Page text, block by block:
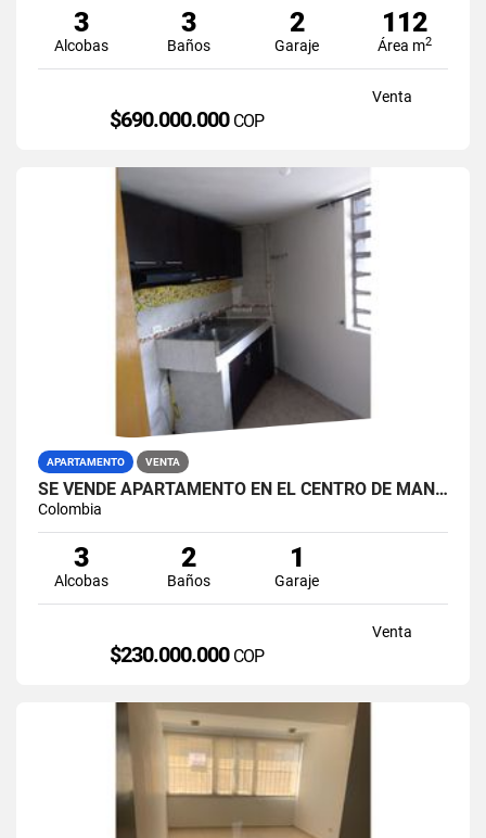
3
Alcobas
3
Baños
2
Garaje
112
Área m2
Venta
$690.000.000 COP
APARTAMENTO VENTA
SE VENDE APARTAMENTO EN EL CENTRO DE MANIZALES.
Colombia
3
Alcobas
2
Baños
1
Garaje
Venta
$230.000.000 COP